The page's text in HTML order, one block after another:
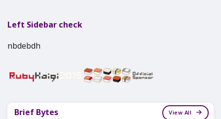
Left Sidebar check
nbdebdh
Brief Bytes View All